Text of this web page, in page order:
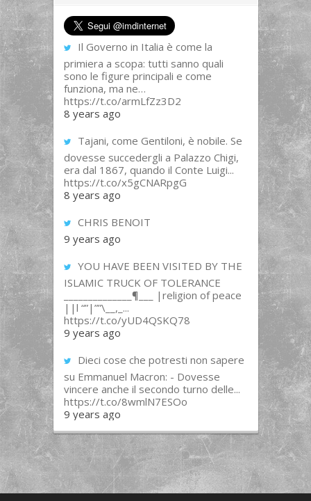
Il Governo in Italia è come la
primiera a scopa: tutti sanno quali
sono le figure principali e come
funziona, ma ne…
https://t.co/armLfZz3D2
8 years ago
Tajani, come Gentiloni, è nobile. Se
dovesse succedergli a Palazzo Chigi,
era dal 1867, quando il Conte Luigi...
https://t.co/x5gCNARpgG
8 years ago
CHRIS BENOIT
9 years ago
YOU HAVE BEEN VISITED BY THE
ISLAMIC TRUCK OF TOLERANCE
______________¶___ |religion of peace
||l “”|””\__,_...
https://t.co/yUD4QSKQ78
9 years ago
Dieci cose che potresti non sapere
su Emmanuel Macron: - Dovesse
vincere anche il secondo turno delle...
https://t.co/8wmlN7ESOo
9 years ago